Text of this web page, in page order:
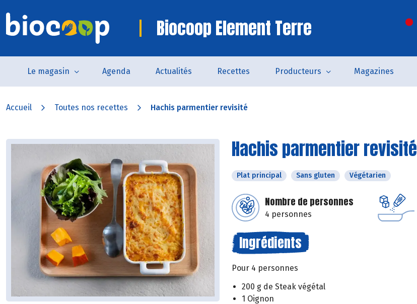
Biocoop Element Terre
Le magasin Agenda Actualités Recettes Producteurs Magazines
Accueil Toutes nos recettes Hachis parmentier revisité
Hachis parmentier revisité
Plat principal Sans gluten Végétarien
Nombre de personnes
4 personnes
Ingrédients
Pour 4 personnes
200 g de Steak végétal
1 Oignon